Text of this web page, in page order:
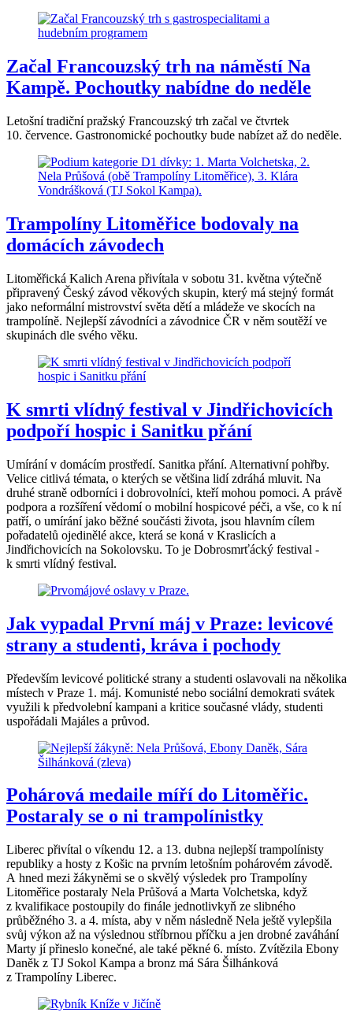
Začal Francouzský trh na náměstí Na
Kampě. Pochoutky nabídne do neděle
Letošní tradiční pražský Francouzský trh začal ve čtvrtek
10. července. Gastronomické pochoutky bude nabízet až do neděle.
Trampolíny Litoměřice bodovaly na
domácích závodech
Litoměřická Kalich Arena přivítala v sobotu 31. května výtečně
připravený Český závod věkových skupin, který má stejný formát
jako neformální mistrovství světa dětí a mládeže ve skocích na
trampolíně. Nejlepší závodníci a závodnice ČR v něm soutěží ve
skupinách dle svého věku.
K smrti vlídný festival v Jindřichovicích
podpoří hospic i Sanitku přání
Umírání v domácím prostředí. Sanitka přání. Alternativní pohřby.
Velice citlivá témata, o kterých se většina lidí zdráhá mluvit. Na
druhé straně odborníci i dobrovolníci, kteří mohou pomoci. A právě
podpora a rozšíření vědomí o mobilní hospicové péči, a vše, co k ní
patří, o umírání jako běžné součásti života, jsou hlavním cílem
pořadatelů ojedinělé akce, která se koná v Kraslicích a
Jindřichovicích na Sokolovsku. To je Dobrosmrťácký festival -
k smrti vlídný festival.
Jak vypadal První máj v Praze: levicové
strany a studenti, kráva i pochody
Především levicové politické strany a studenti oslavovali na několika
místech v Praze 1. máj. Komunisté nebo sociální demokrati svátek
využili k předvolební kampani a kritice současné vlády, studenti
uspořádali Majáles a průvod.
Pohárová medaile míří do Litoměřic.
Postaraly se o ni trampolínistky
Liberec přivítal o víkendu 12. a 13. dubna nejlepší trampolínisty
republiky a hosty z Košic na prvním letošním pohárovém závodě.
A hned mezi žákyněmi se o skvělý výsledek pro Trampolíny
Litoměřice postaraly Nela Průšová a Marta Volchetska, když
z kvalifikace postoupily do finále jednotlivkyň ze slibného
průběžného 3. a 4. místa, aby v něm následně Nela ještě vylepšila
svůj výkon až na výslednou stříbrnou příčku a jen drobné zaváhání
Marty jí přineslo konečné, ale také pěkné 6. místo. Zvítězila Ebony
Daněk z TJ Sokol Kampa a bronz má Sára Šilhánková
z Trampolíny Liberec.